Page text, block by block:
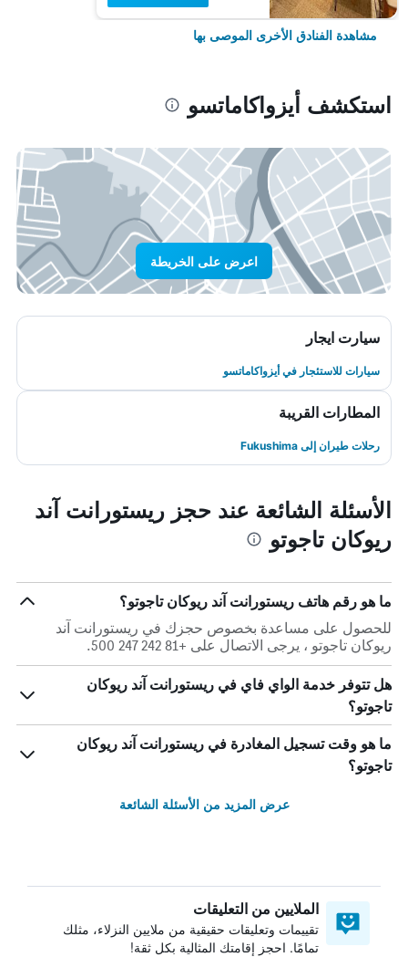
مشاهدة الفنادق الأخرى الموصى بها
استكشف أيزواكاماتسو
اعرض على الخريطة
سيارت ايجار
سيارات للاستئجار في أيزواكاماتسو
المطارات القريبة
رحلات طيران إلى Fukushima
الأسئلة الشائعة عند حجز ريستورانت آند
ريوكان تاجوتو
ما هو رقم هاتف ريستورانت آند ريوكان تاجوتو؟
للحصول على مساعدة بخصوص حجزك في ريستورانت آند
ريوكان تاجوتو ، يرجى الاتصال على +81 242 247 500.
هل تتوفر خدمة الواي فاي في ريستورانت آند ريوكان
تاجوتو؟
ما هو وقت تسجيل المغادرة في ريستورانت آند ريوكان
تاجوتو؟
عرض المزيد من الأسئلة الشائعة
الملايين من التعليقات
تقييمات وتعليقات حقيقية من ملايين النزلاء، مثلك
تمامًا. احجز إقامتك المثالية بكل ثقة!